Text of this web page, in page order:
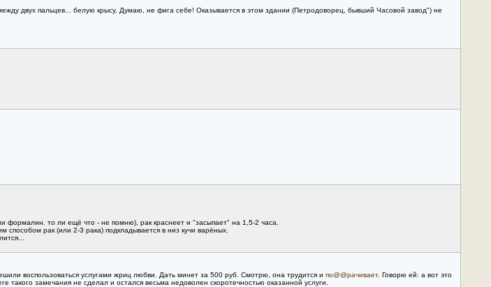
двух пальцев... белую крысу. Думаю, не фига себе! Оказывается в этом здании (Петродоворец, бывший Часовой завод") не
формалин. то ли ещё что - не помню), рак краснеет и "засыпает" на 1,5-2 часа.
способом рак (или 2-3 рака) подкладывается в низ кучи варёных.
воспользоваться услугами жриц любви. Дать минет за 500 руб. Смотрю, она трудится и по@@рачивает. Говорю ей: а вот это
такого замечания не сделал и остался весьма недоволен скоротечностью оказанной услуги.